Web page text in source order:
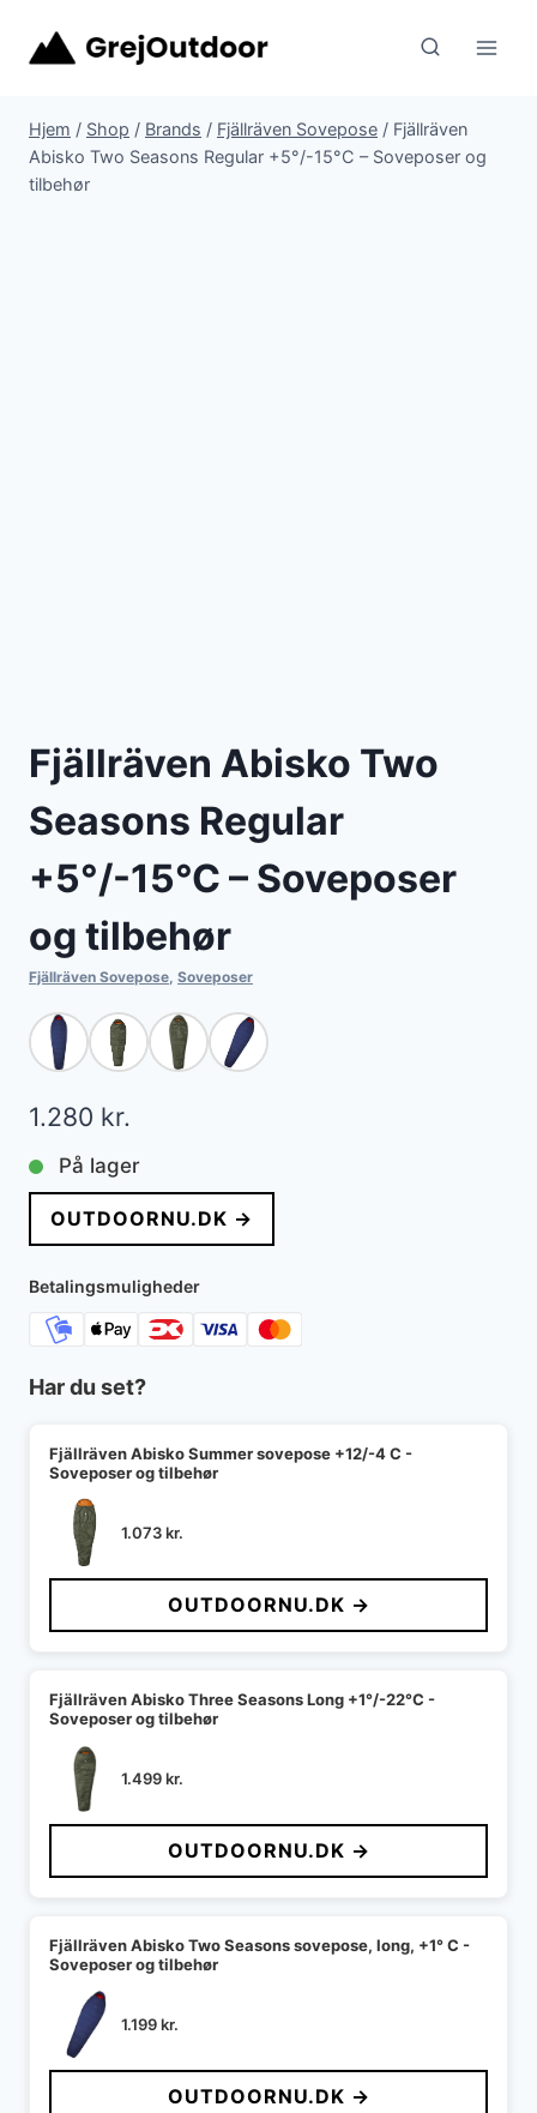
Hjem / Shop / Brands / Fjällräven Sovepose / Fjällräven
Abisko Two Seasons Regular +5°/-15°C – Soveposer og
tilbehør
Fjällräven Abisko Two
Seasons Regular
+5°/-15°C – Soveposer
og tilbehør
Fjällräven Sovepose, Soveposer
1.280 kr.
På lager
OUTDOORNU.DK →
Betalingsmuligheder
Har du set?
Fjällräven Abisko Summer sovepose +12/-4 C -
Soveposer og tilbehør
1.073kr.
OUTDOORNU.DK →
Fjällräven Abisko Three Seasons Long +1°/-22°C -
Soveposer og tilbehør
1.499kr.
OUTDOORNU.DK →
Fjällräven Abisko Two Seasons sovepose, long, +1° C -
Soveposer og tilbehør
1.199kr.
OUTDOORNU.DK →